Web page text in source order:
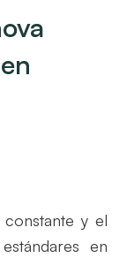
constante y el
en